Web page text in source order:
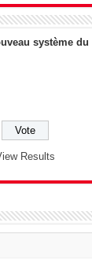
système
Results